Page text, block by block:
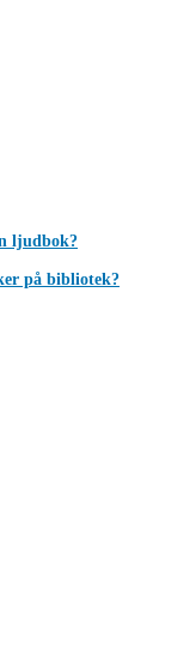
ljudbok?
på bibliotek?